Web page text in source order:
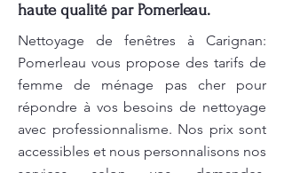
haute qualité par Pomerleau.
Nettoyage de fenêtres à Carignan:
Pomerleau vous propose des tarifs de
femme de ménage pas cher pour
répondre à vos besoins de nettoyage
avec professionnalisme. Nos prix sont
accessibles et nous personnalisons nos